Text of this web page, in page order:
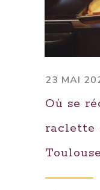
23 MAI
Où se
raclette
Toulouse